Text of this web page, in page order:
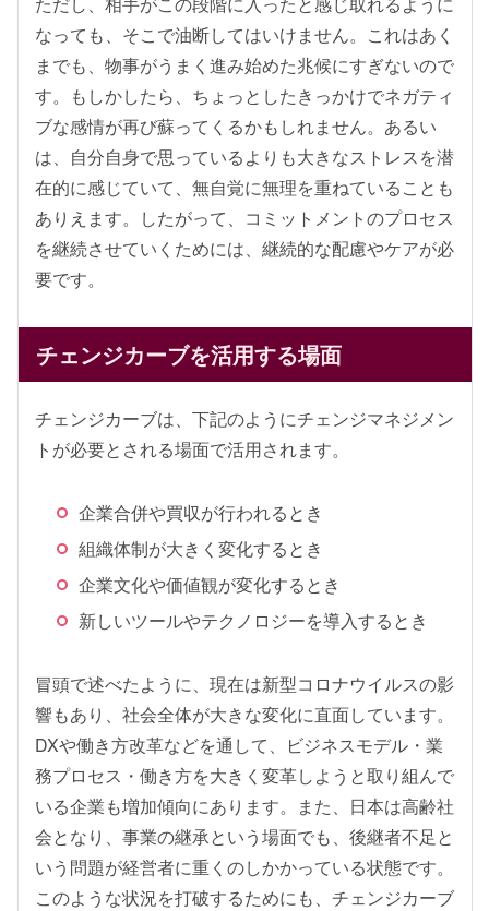
なっても、そこで油断してはいけません。これはあく
までも、物事がうまく進み始めた兆候にすぎないので
す。もしかしたら、ちょっとしたきっかけでネガティ
ブな感情が再び蘇ってくるかもしれません。あるい
は、自分自身で思っているよりも大きなストレスを潜
在的に感じていて、無自覚に無理を重ねていることも
ありえます。したがって、コミットメントのプロセス
を継続させていくためには、継続的な配慮やケアが必
要です。
チェンジカーブを活用する場面
チェンジカーブは、下記のようにチェンジマネジメン
トが必要とされる場面で活用されます。
企業合併や買収が行われるとき
組織体制が大きく変化するとき
企業文化や価値観が変化するとき
新しいツールやテクノロジーを導入するとき
冒頭で述べたように、現在は新型コロナウイルスの影
響もあり、社会全体が大きな変化に直面しています。
DXや働き方改革などを通して、ビジネスモデル・業
務プロセス・働き方を大きく変革しようと取り組んで
いる企業も増加傾向にあります。また、日本は高齢社
会となり、事業の継承という場面でも、後継者不足と
いう問題が経営者に重くのしかかっている状態です。
このような状況を打破するためにも、チェンジカーブ